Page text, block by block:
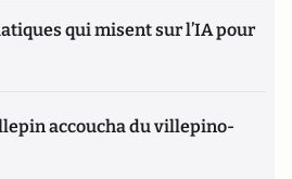
qui misent sur l’IA pour
accoucha du villepino-